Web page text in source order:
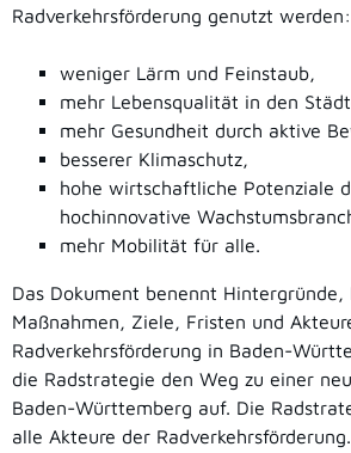
Radverkehrsförderung genutzt werden:
weniger Lärm und Feinstaub,
mehr Lebensqualität in den
mehr Gesundheit durch aktive
besserer Klimaschutz,
hohe wirtschaftliche Potenziale
hochinnovative
mehr Mobilität für alle.
Das Dokument benennt Hintergründe,
Maßnahmen, Ziele, Fristen und
Radverkehrsförderung in Baden-
die Radstrategie den Weg zu einer
Baden-Württemberg auf. Die
alle Akteure der